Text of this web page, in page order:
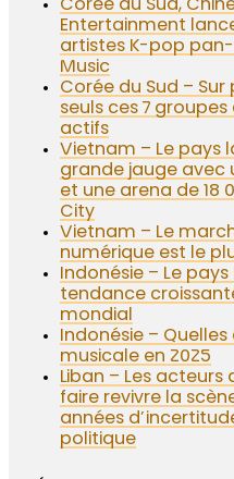
Corée du Sud,
Entertainment
artistes K-pop
Music
Corée du Sud – Sur
seuls ces 7
actifs
Vietnam – Le pays
grande jauge avec
et une arena de 18
City
Vietnam – Le
numérique est le
Indonésie – Le
tendance
mondial
Indonésie –
musicale en 2025
Liban – Les
faire revivre la
années
politique